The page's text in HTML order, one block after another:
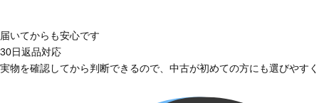
届いてからも安心です
30日返品対応
実物を確認してから判断できるので、中古が初めての方にも選びやす